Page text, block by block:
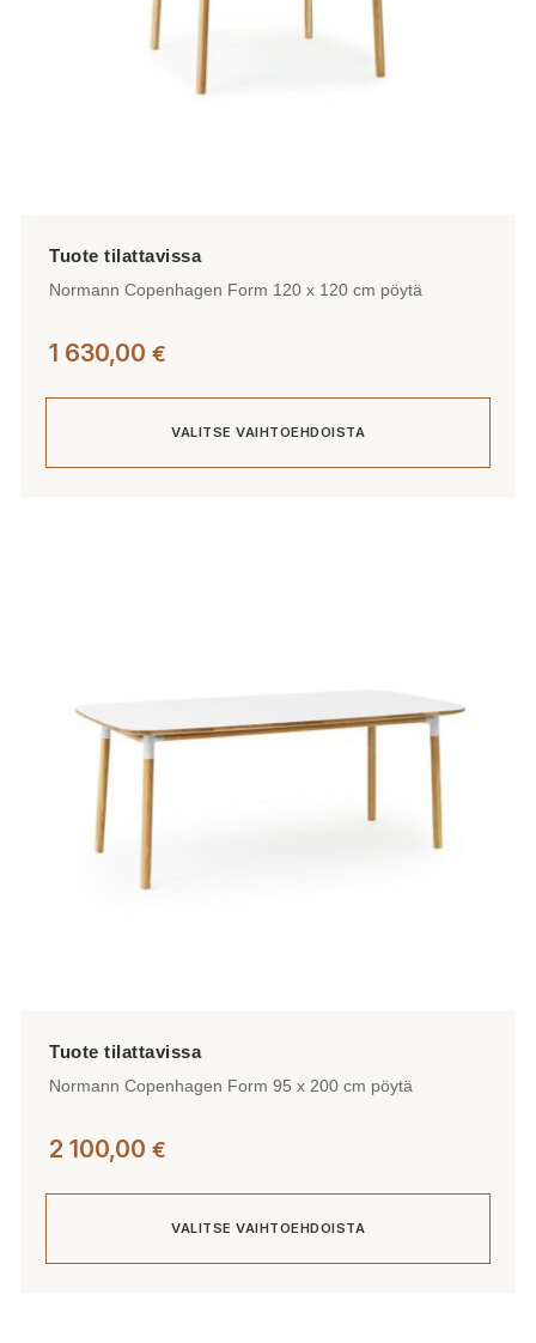
Normann Copenhagen Form 120 x 120 cm pöytä
1 630,00 €
VALITSE VAIHTOEHDOISTA
valinnat
Normann Copenhagen Form 95 x 200 cm pöytä
2 100,00 €
VALITSE VAIHTOEHDOISTA